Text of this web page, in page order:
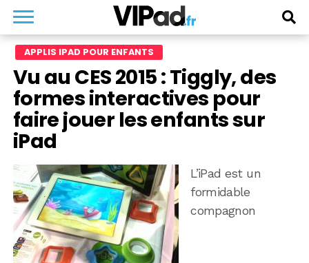
APPLIS IPAD POUR ENFANTS
Vu au CES 2015 : Tiggly, des
formes interactives pour
faire jouer les enfants sur
iPad
L’iPad est un
formidable
compagnon